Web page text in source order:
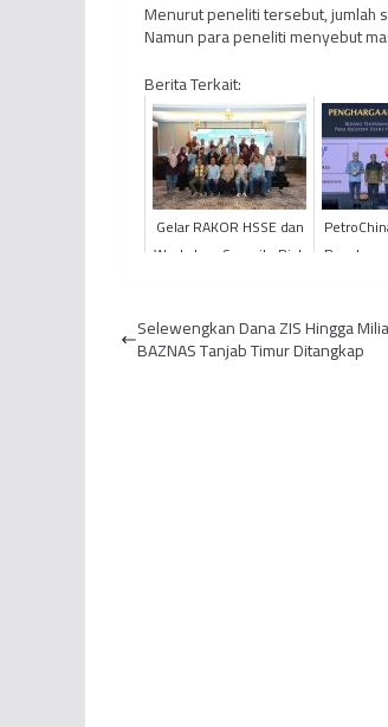
Menurut peneliti tersebut, jumlah
Namun para peneliti menyebut
Berita Terkait:
Gelar RAKOR HSSE dan
Workshop Security Risk
Sin...
Selewengkan Dana ZIS Hingga
BAZNAS Tanjab Timur Ditangkap